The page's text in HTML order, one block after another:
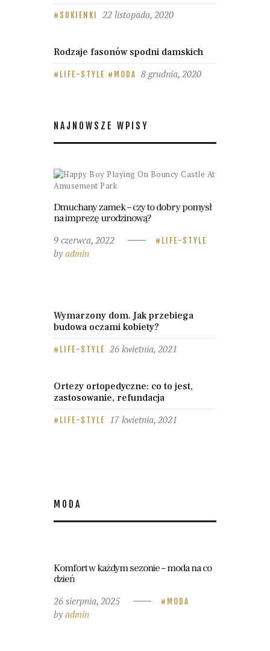
SUKIENKI 22 listopada, 2020
Rodzaje fasonów spodni damskich
LIFE-STYLE MODA 8 grudnia, 2020
NAJNOWSZE WPISY
Dmuchany zamek – czy to dobry pomysł
na imprezę urodzinową?
9 czerwca, 2022 LIFE-STYLE
by admin
Wymarzony dom. Jak przebiega
budowa oczami kobiety?
LIFE-STYLE 26 kwietnia, 2021
Ortezy ortopedyczne: co to jest,
zastosowanie, refundacja
LIFE-STYLE 17 kwietnia, 2021
MODA
Komfort w każdym sezonie – moda na co
dzień
26 sierpnia, 2025 MODA
by admin